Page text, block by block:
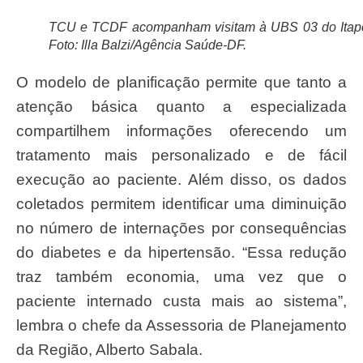
TCU e TCDF acompanham visitam à UBS 03 do
Foto: Illa Balzi/Agência Saúde-DF.
O modelo de planificação permite que tanto a
atenção básica quanto a especializada
compartilhem informações oferecendo um
tratamento mais personalizado e de fácil
execução ao paciente. Além disso, os dados
coletados permitem identificar uma diminuição
no número de internações por consequências
do diabetes e da hipertensão. “Essa redução
traz também economia, uma vez que o
paciente internado custa mais ao sistema”,
lembra o chefe da Assessoria de Planejamento
da Região, Alberto Sabala.